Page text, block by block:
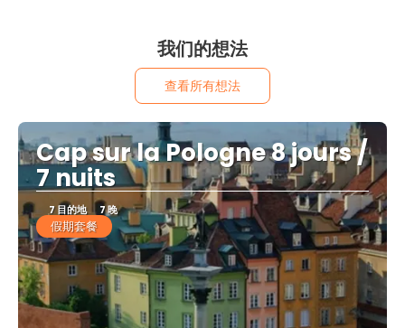
我们的想法
查看所有想法
Cap sur la Pologne 8 jours /
7 nuits
7 目的地 7 晚
假期套餐